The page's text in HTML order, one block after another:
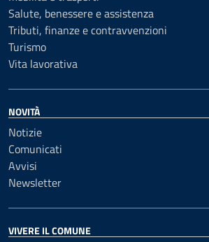
Salute, benessere e assistenza
Tributi, finanze e contravvenzioni
Turismo
Vita lavorativa
NOVITÀ
Notizie
Comunicati
Avvisi
Newsletter
VIVERE IL COMUNE